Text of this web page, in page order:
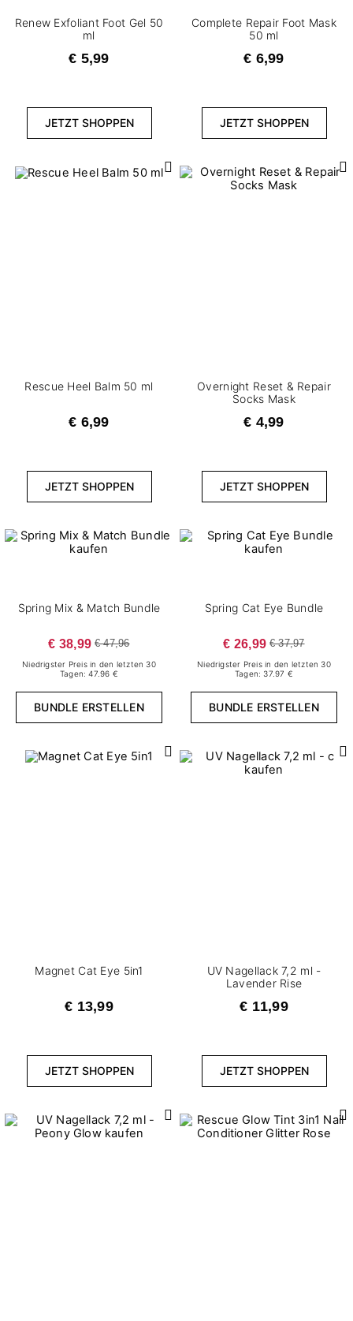
Renew Exfoliant Foot Gel 50
ml
€ 5,99
JETZT SHOPPEN
Complete Repair Foot Mask
50 ml
€ 6,99
JETZT SHOPPEN
Rescue Heel Balm 50 ml
€ 6,99
JETZT SHOPPEN
Overnight Reset & Repair
Socks Mask
€ 4,99
JETZT SHOPPEN
Spring Mix & Match Bundle
€ 38,99 € 47,96
Niedrigster Preis in den letzten 30
Tagen: 47.96 €
BUNDLE ERSTELLEN
Spring Cat Eye Bundle
€ 26,99 € 37,97
Niedrigster Preis in den letzten 30
Tagen: 37.97 €
BUNDLE ERSTELLEN
Magnet Cat Eye 5in1
€ 13,99
JETZT SHOPPEN
UV Nagellack 7,2 ml -
Lavender Rise
€ 11,99
JETZT SHOPPEN